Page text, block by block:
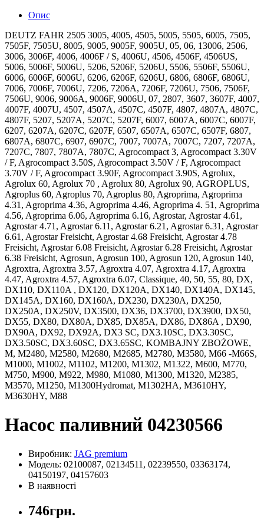
Опис
DEUTZ FAHR 2505 3005, 4005, 4505, 5005, 5505, 6005, 7505,
7505F, 7505U, 8005, 9005, 9005F, 9005U, 05, 06, 13006, 2506,
3006, 3006F, 4006, 4006F / S, 4006U, 4506, 4506F, 4506US,
5006, 5006F, 5006U, 5206, 5206F, 5206U, 5506, 5506F, 5506U,
6006, 6006F, 6006U, 6206, 6206F, 6206U, 6806, 6806F, 6806U,
7006, 7006F, 7006U, 7206, 7206A, 7206F, 7206U, 7506, 7506F,
7506U, 9006, 9006A, 9006F, 9006U, 07, 2807, 3607, 3607F, 4007,
4007F, 4007U, 4507, 4507A, 4507C, 4507F, 4807, 4807A, 4807C,
4807F, 5207, 5207A, 5207C, 5207F, 6007, 6007A, 6007C, 6007F,
6207, 6207A, 6207C, 6207F, 6507, 6507A, 6507C, 6507F, 6807,
6807A, 6807C, 6907, 6907C, 7007, 7007A, 7007C, 7207, 7207A,
7207C, 7807, 7807A, 7807C, Agrocompact 3, Agrocompact 3.30V
/ F, Agrocompact 3.50S, Agrocompact 3.50V / F, Agrocompact
3.70V / F, Agrocompact 3.90F, Agrocompact 3.90S, Agrolux,
Agrolux 60, Agrolux 70 , Agrolux 80, Agrolux 90, AGROPLUS,
Agroplus 60, Agroplus 70, Agroplus 80, Agroprima, Agroprima
4.31, Agroprima 4.36, Agroprima 4.46, Agroprima 4. 51, Agroprima
4.56, Agroprima 6.06, Agroprima 6.16, Agrostar, Agrostar 4.61,
Agrostar 4.71, Agrostar 6.11, Agrostar 6.21, Agrostar 6.31, Agrostar
6.61, Agrostar Freisicht, Agrostar 4.68 Freisicht, Agrostar 4.78
Freisicht, Agrostar 6.08 Freisicht, Agrostar 6.28 Freisicht, Agrostar
6.38 Freisicht, Agrosun, Agrosun 100, Agrosun 120, Agrosun 140,
Agroxtra, Agroxtra 3.57, Agroxtra 4.07, Agroxtra 4.17, Agroxtra
4.47, Agroxtra 4.57, Agroxtra 6.07, Classique, 40, 50, 55, 80, DX,
DX110, DX110A , DX120, DX120A, DX140, DX140A, DX145,
DX145A, DX160, DX160A, DX230, DX230A, DX250,
DX250A, DX250V, DX3500, DX36, DX3700, DX3900, DX50,
DX55, DX80, DX80A, DX85, DX85A, DX86, DX86A , DX90,
DX90A, DX92, DX92A, DX3 SC, DX3.10SC, DX3.30SC,
DX3.50SC, DX3.60SC, DX3.65SC, KOMBAJNY ZBOŻOWE,
M, M2480, M2580, M2680, M2685, M2780, M3580, M66 -M66S,
M1000, M1002, M1102, M1200, M1302, M1322, M600, M770,
M750, M900, M922, M980, M1080, M1300, M1320, M2385,
M3570, M1250, M1300Hydromat, M1302HA, M3610HY,
M3630HY, M88
Насос паливний 04230566
Виробник: JAG premium
Модель: 02100087, 02134511, 02239550, 03363174,
04150197, 04157603
В наявності
746грн.